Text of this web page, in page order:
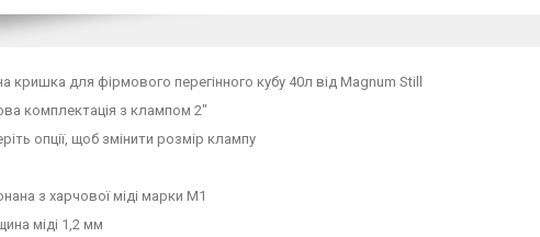
кришка для фірмового перегінного кубу 40л від Magnum Still
комплектація з клампом 2"
опції, щоб змінити розмір клампу
з харчової міді марки М1
міді 1,2 мм